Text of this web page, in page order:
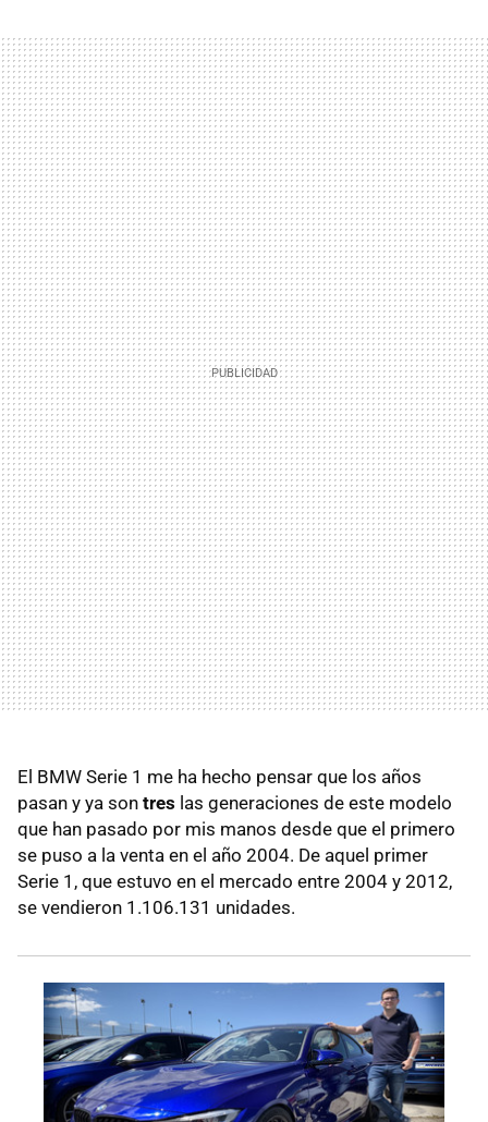
El BMW Serie 1 me ha hecho pensar que los años
pasan y ya son tres las generaciones de este modelo
que han pasado por mis manos desde que el primero
se puso a la venta en el año 2004. De aquel primer
Serie 1, que estuvo en el mercado entre 2004 y 2012,
se vendieron 1.106.131 unidades.